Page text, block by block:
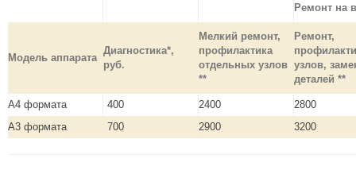
Ремонт на
Модель аппарата
Диагностика*,
руб.
Мелкий ремонт,
профилактика
отдельных узлов
**
Ремонт,
узлов,
деталей **
А4 формата 400 2400
2800
A3 формата
700 2900 3200